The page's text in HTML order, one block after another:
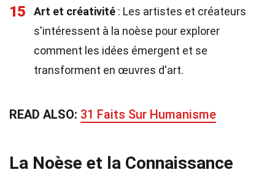
15 Art et créativité : Les artistes et créateurs
s'intéressent à la noèse pour explorer
comment les idées émergent et se
transforment en œuvres d'art.
READ ALSO: 31 Faits Sur Humanisme
La Noèse et la Connaissance